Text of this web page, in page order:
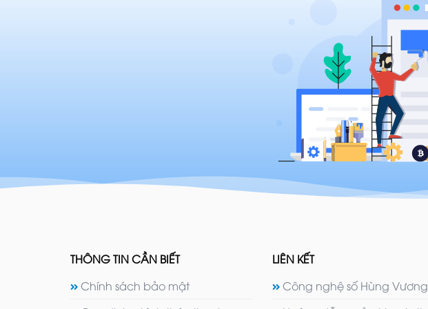
THÔNG TIN CẦN BIẾT
Chính sách bảo mật
LIÊN KẾT
Công nghệ số Hùng Vương